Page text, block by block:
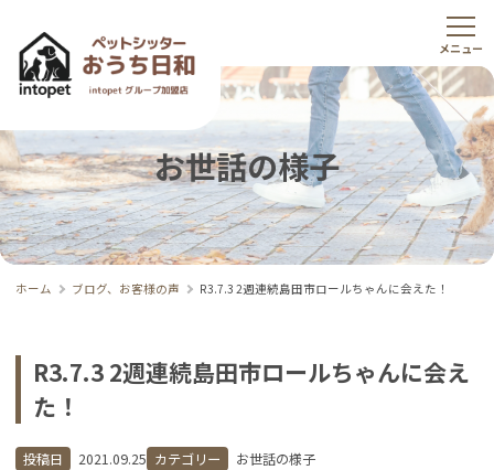
お世話の様子
ホーム ブログ、お客様の声 R3.7.3 2週連続島田市ロールちゃんに会えた！
R3.7.3 2週連続島田市ロールちゃんに会え
た！
投稿日 2021.09.25 カテゴリー お世話の様子